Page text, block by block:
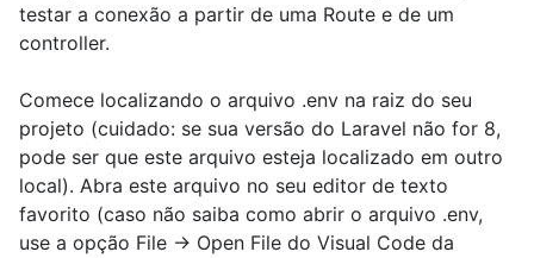
testar a conexão a partir de uma Route e de um
controller.
Comece localizando o arquivo .env na raiz do seu
projeto (cuidado: se sua versão do Laravel não for 8,
pode ser que este arquivo esteja localizado em outro
local). Abra este arquivo no seu editor de texto
favorito (caso não saiba como abrir o arquivo .env,
use a opção File -> Open File do Visual Code da